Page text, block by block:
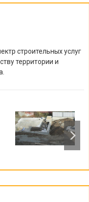
строительных услуг
территории и